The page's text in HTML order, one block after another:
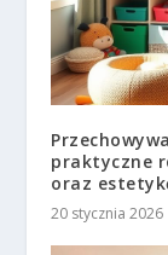
praktyczne
oraz
20 stycznia 2026